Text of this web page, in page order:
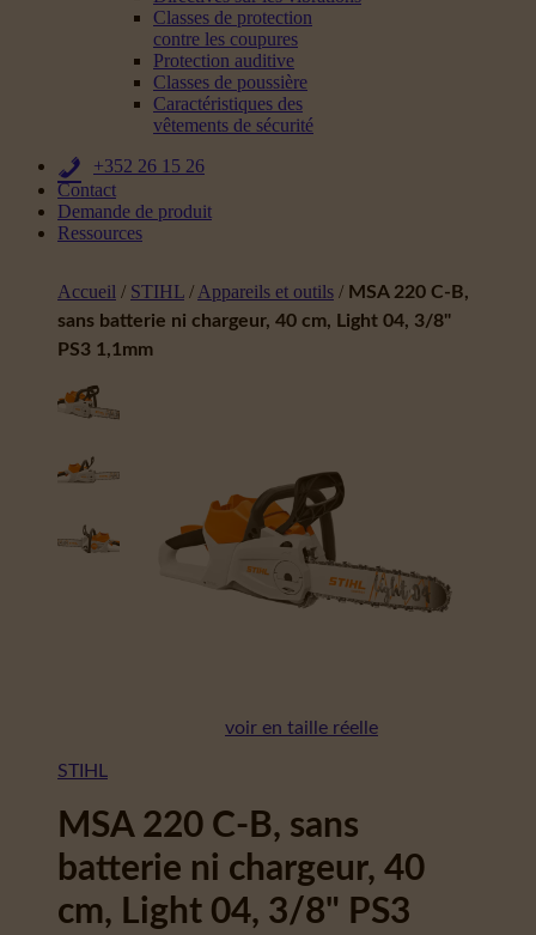
Classes de protection
contre les coupures
Protection auditive
Classes de poussière
Caractéristiques des
vêtements de sécurité
+352 26 15 26
Contact
Demande de produit
Ressources
Accueil / STIHL / Appareils et outils / MSA 220 C-B,
sans batterie ni chargeur, 40 cm, Light 04, 3/8"
PS3 1,1mm
voir en taille réelle
STIHL
MSA 220 C-B, sans
batterie ni chargeur, 40
cm, Light 04, 3/8" PS3